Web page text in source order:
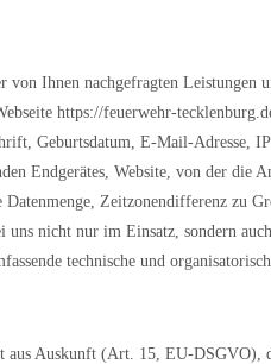
Ihnen nachgefragten Leistungen
https://feuerwehr-
Geburtsdatum, E-Mail-Adresse,
Endgerätes, Website, von der
Zeitzonendifferenz zu
nicht nur im Einsatz, sondern
technische und
aus Auskunft (Art. 15, EU-